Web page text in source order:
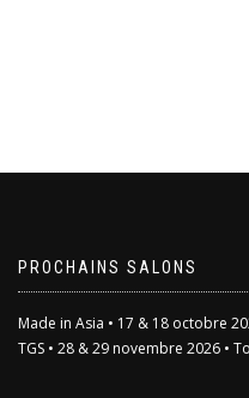
PROCHAINS SALONS
Made in Asia • 17 & 18 octobre
TGS • 28 & 29 novembre 2026 •